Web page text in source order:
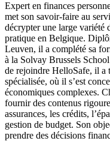
Expert en finances
met son savoir-faire au
décrypter une large variété
pratique en Belgique.
Leuven, il a complété sa
à la Solvay Brussels
de rejoindre HelloSafe, il a
spécialisée, où il s’est
économiques complexes.
fournir des contenus
assurances, les crédits,
gestion de budget. Son
prendre des décisions